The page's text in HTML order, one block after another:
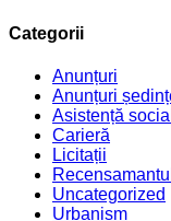
Categorii
Anunțuri
Anunțuri
Asistență
Carieră
Licitații
Uncategorized
Urbanism